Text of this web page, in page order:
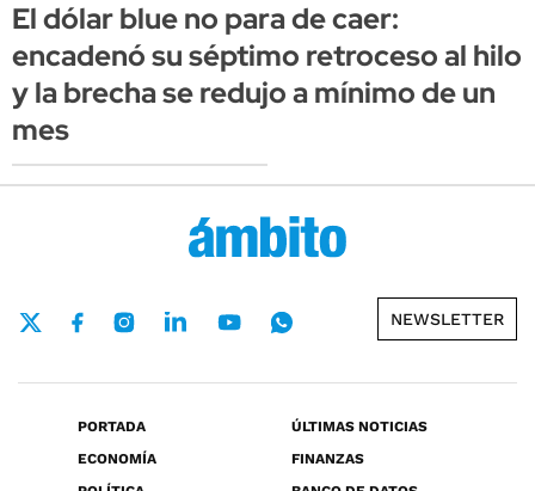
El dólar blue no para de caer:
encadenó su séptimo retroceso al hilo
y la brecha se redujo a mínimo de un
mes
NEWSLETTER
PORTADA
ÚLTIMAS NOTICIAS
ECONOMÍA
FINANZAS